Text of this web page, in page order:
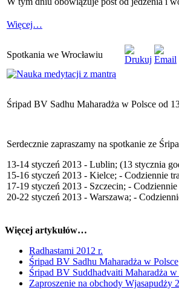
Więcej…
Spotkania we Wrocławiu
Śripad BV Sadhu Maharadża w Polsce od
Serdecznie zapraszamy na spotkanie ze
13-14 styczeń 2013 - Lublin; (13 stycznia
15-16 styczeń 2013 - Kielce; - Codziennie
17-19 styczeń 2013 - Szczecin; -
20-22 styczeń 2013 - Warszawa; -
Więcej artykułów…
Radhastami 2012 r.
Śripad BV Sadhu Maharadża w Polsce
Śripad BV Suddhadvaiti Maharadża
Zaproszenie na obchody Wjasapudży